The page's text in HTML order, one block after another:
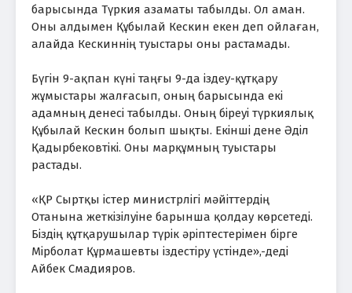
барысында Түркия азаматы табылды. Ол аман.
Оны алдымен Құбылай Кескин екен деп ойлаған,
алайда Кескиннің туыстары оны растамады.
Бүгін 9-ақпан күні таңғы 9-да іздеу-құтқару
жұмыстары жалғасып, оның барысында екі
адамның денесі табылды. Оның біреуі түркиялық
Құбылай Кескин болып шықты. Екінші дене Әділ
Қадырбековтікі. Оны марқұмның туыстары
растады.
«ҚР Сыртқы істер министрлігі мәйіттердің
Отанына жеткізілуіне барынша қолдау көрсетеді.
Біздің құтқарушылар түрік әріптестерімен бірге
Мірболат Құрмашевты іздестіру үстінде»,-деді
Айбек Смадияров.